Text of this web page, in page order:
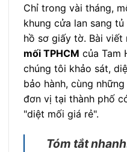
Chỉ trong vài tháng,
khung cửa lan sang
hồ sơ giấy tờ. Bài viết
mối TPHCM của Tam
chúng tôi khảo sát,
bảo hành, cùng
đơn vị tại thành phố
"diệt mối giá rẻ".
Tóm tắt